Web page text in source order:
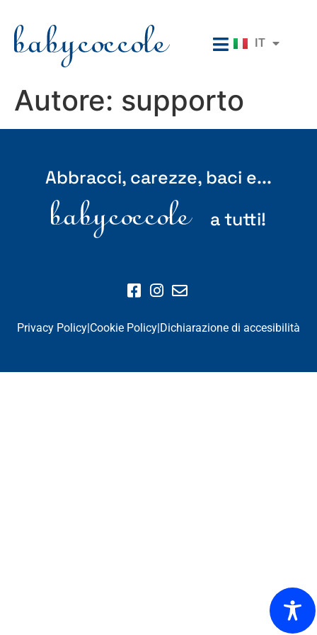
IT
RU
Autore: supporto
Abbracci, carezze, baci e...
a tutti!
Privacy Policy|Cookie Policy|Dichiarazione di accesibilità